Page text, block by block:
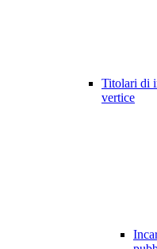
Titolari di
vertice